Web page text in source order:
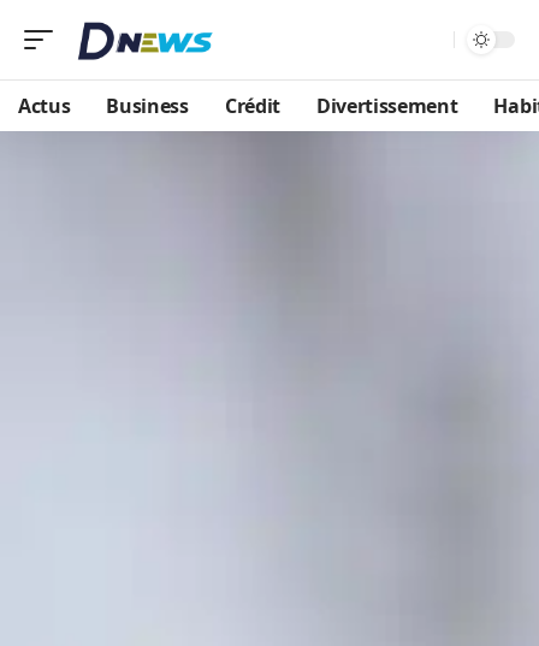
Actus Business Crédit Divertissement